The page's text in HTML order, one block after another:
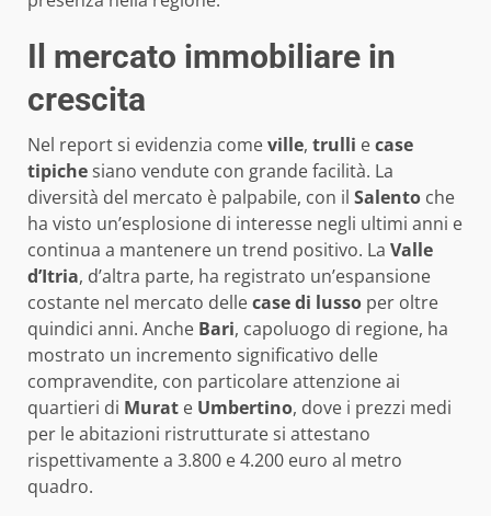
Il mercato immobiliare in
crescita
Nel report si evidenzia comeville, trulli ecase
tipichesiano vendute con grande facilità. La
diversità del mercato è palpabile, con il Salento che
ha visto un’esplosione di interesse negli ultimi anni e
continua a mantenere un trend positivo. La Valle
d’Itria, d’altra parte, ha registrato un’espansione
costante nel mercato dellecase di lusso per oltre
quindici anni. Anche Bari, capoluogo di regione, ha
mostrato un incremento significativo delle
compravendite, con particolare attenzione ai
quartieri di Murat e Umbertino, dove i prezzi medi
per le abitazioni ristrutturate si attestano
rispettivamente a 3.800 e 4.200 euro al metro
quadro.